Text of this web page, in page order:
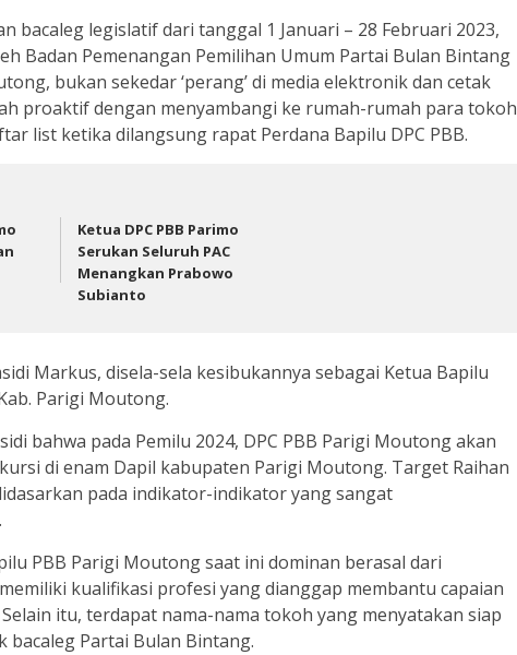
bacaleg legislatif dari tanggal 1 Januari – 28 Februari 2023,
Badan Pemenangan Pemilihan Umum Partai Bulan Bintang
bukan sekedar ‘perang’ di media elektronik dan cetak
proaktif dengan menyambangi ke rumah-rumah para tokoh
list ketika dilangsung rapat Perdana Bapilu DPC PBB.
Ketua DPC PBB Parimo
Serukan Seluruh PAC
Menangkan Prabowo
Subianto
Markus, disela-sela kesibukannya sebagai Ketua Bapilu
Parigi Moutong.
bahwa pada Pemilu 2024, DPC PBB Parigi Moutong akan
di enam Dapil kabupaten Parigi Moutong. Target Raihan
pada indikator-indikator yang sangat
PBB Parigi Moutong saat ini dominan berasal dari
kualifikasi profesi yang dianggap membantu capaian
itu, terdapat nama-nama tokoh yang menyatakan siap
bacaleg Partai Bulan Bintang.